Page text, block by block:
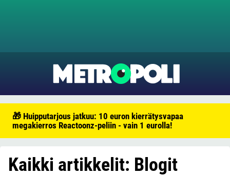
🎁 Huipputarjous jatkuu: 10 euron kierrätysvapaa
megakierros Reactoonz-peliin - vain 1 eurolla!
Kaikki artikkelit: Blogit